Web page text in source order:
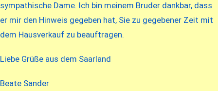
sympathische Dame. Ich bin meinem Bruder dankbar, dass
er mir den Hinweis gegeben hat, Sie zu gegebener Zeit mit
dem Hausverkauf zu beauftragen.
Liebe Grüße aus dem Saarland
Beate Sander